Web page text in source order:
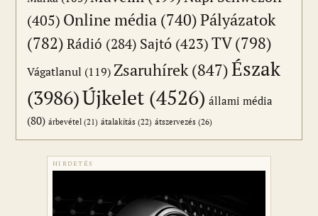
(405) Online média (740)Pályázatok
(782) Rádió (284) Sajtó (423)TV(798)
Vágatlanul (119) Zsaruhírek (847)Észak
(3986)Újkelet (4526) állami média
(80) árbevétel (21) átalakítás (22) átszervezés (26)
HIRDETÉS